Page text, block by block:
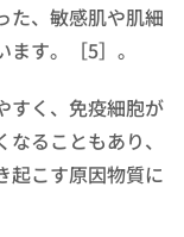
た、敏感肌や肌細
す。［5］。
すく、免疫細胞が
ることもあり、
起こす原因物質に